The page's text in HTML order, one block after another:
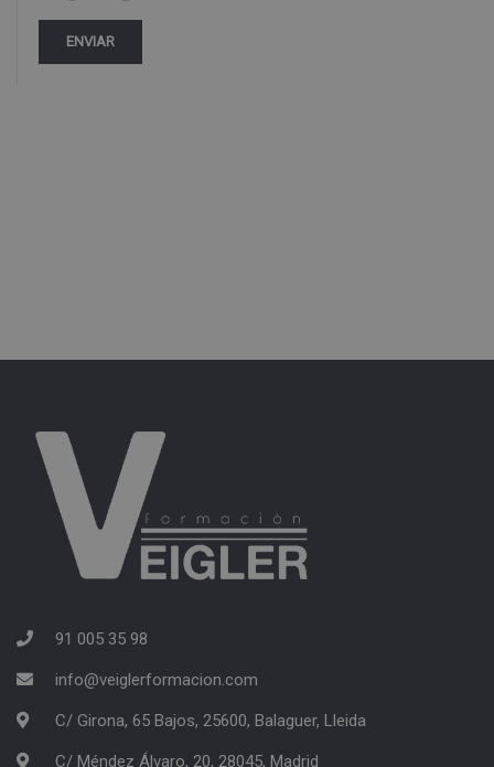
91 005 35 98
info@veiglerformacion.com
C/ Girona, 65 Bajos, 25600, Balaguer, Lleida
C/ Méndez Álvaro, 20, 28045, Madrid